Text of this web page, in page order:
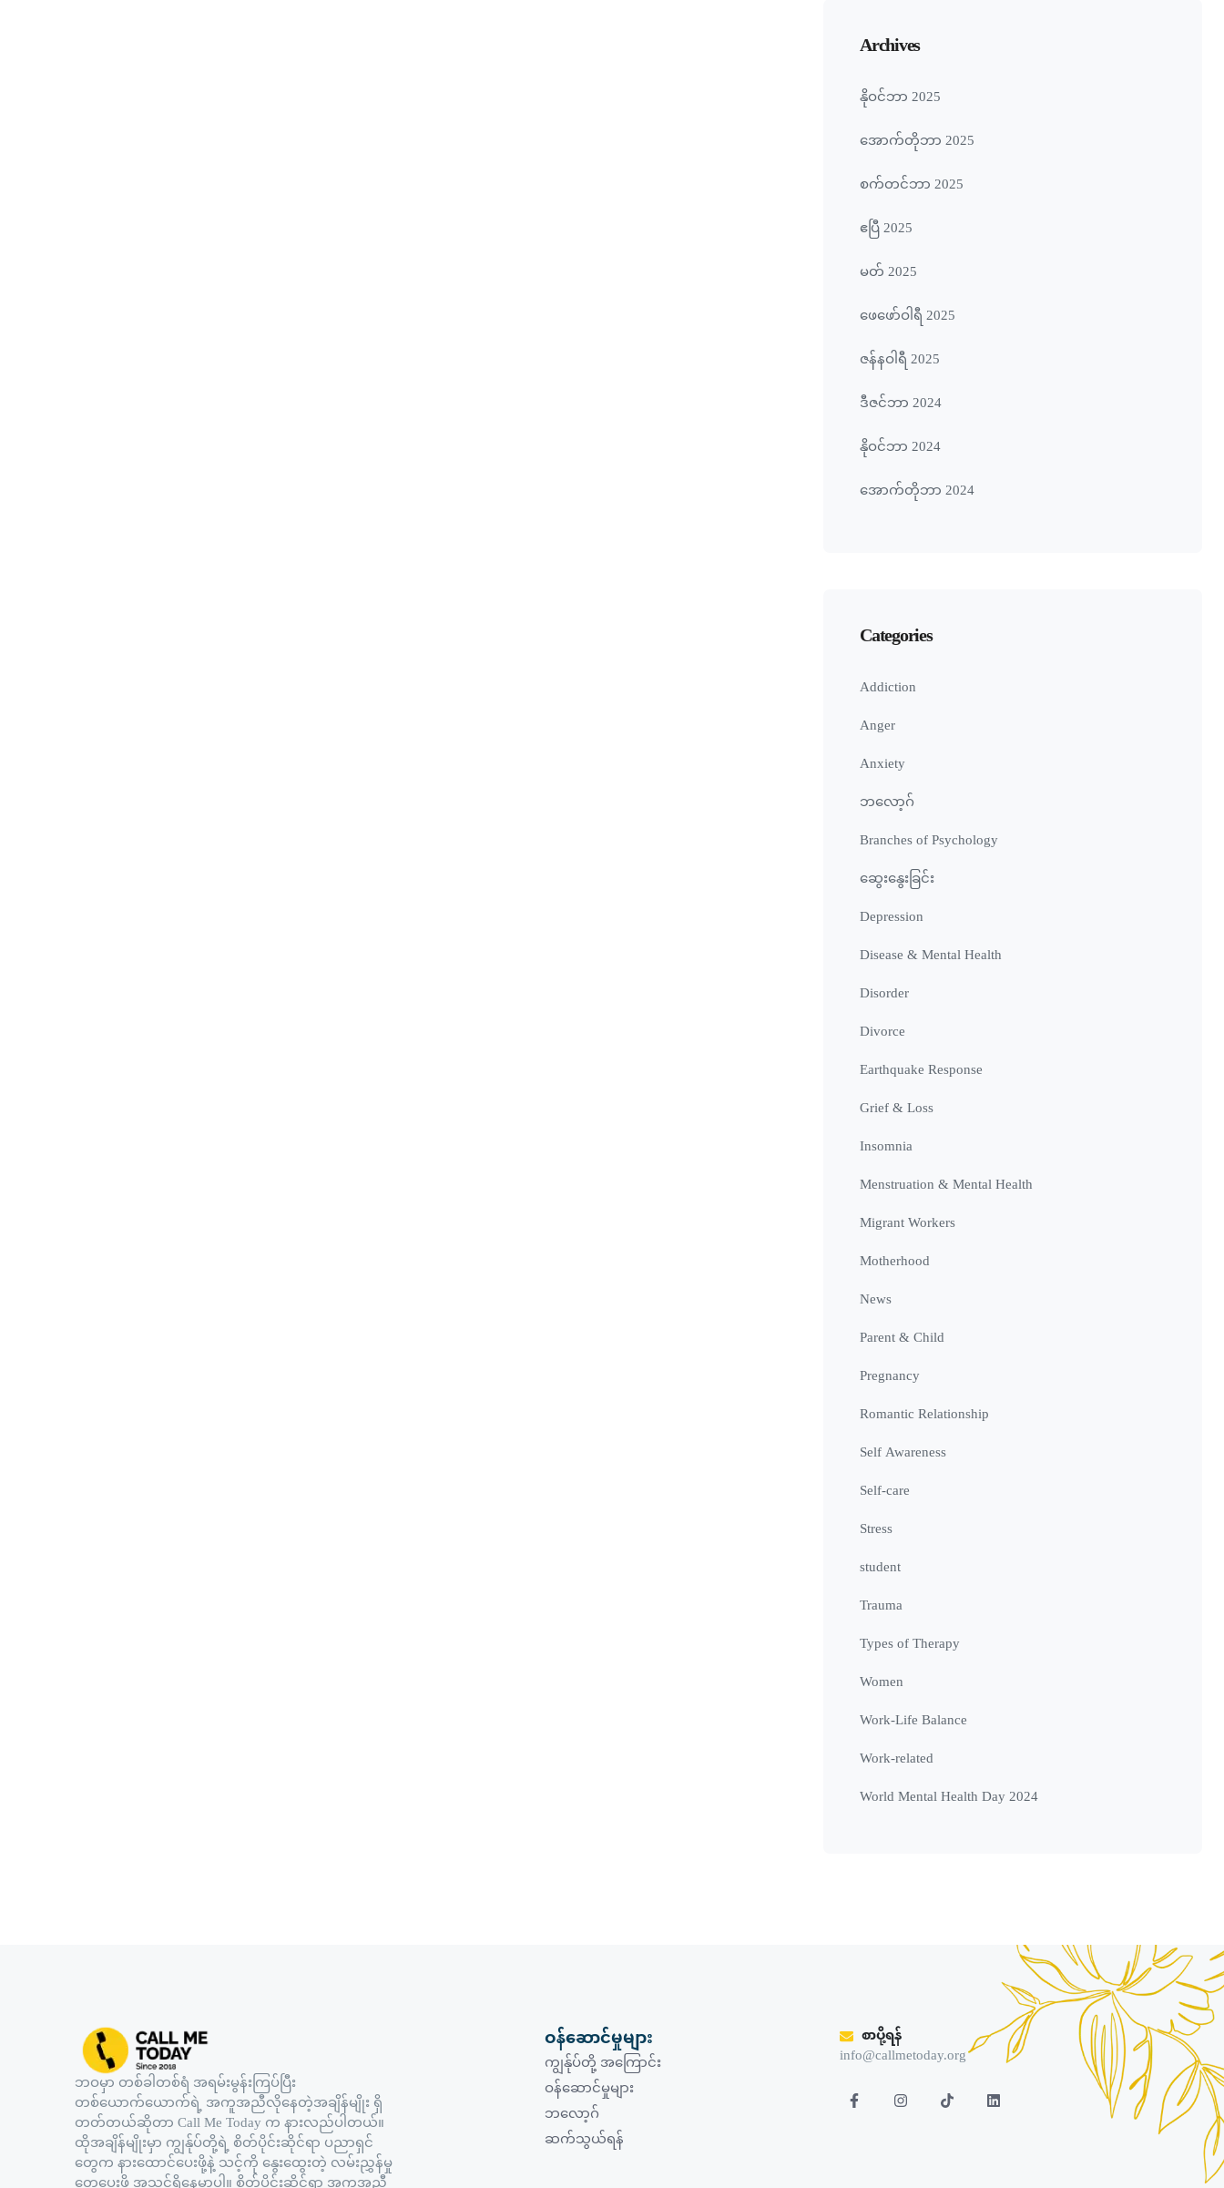
Archives
နိုဝင်ဘာ 2025
အောက်တိုဘာ 2025
စက်တင်ဘာ 2025
ဧပြီ 2025
မတ် 2025
ဖေ‌ဖော်ဝါရီ 2025
ဇန်နဝါရီ 2025
ဒီဇင်ဘာ 2024
နိုဝင်ဘာ 2024
အောက်တိုဘာ 2024
Categories
Addiction
Anger
Anxiety
ဘလော့ဂ်
Branches of Psychology
ဆွေးနွေးခြင်း
Depression
Disease & Mental Health
Disorder
Divorce
Earthquake Response
Grief & Loss
Insomnia
Menstruation & Mental Health
Migrant Workers
Motherhood
News
Parent & Child
Pregnancy
Romantic Relationship
Self Awareness
Self-care
Stress
student
Trauma
Types of Therapy
Women
Work-Life Balance
Work-related
World Mental Health Day 2024
ဘဝမှာ တစ်ခါတစ်ရံ အရမ်းမွန်းကြပ်ပြီး
တစ်ယောက်ယောက်ရဲ့ အကူအညီလိုနေတဲ့အချိန်မျိုး ရှိ
တတ်တယ်ဆိုတာ Call Me Today က နားလည်ပါတယ်။
ထိုအချိန်မျိုးမှာ ကျွန်ုပ်တို့ရဲ့ စိတ်ပိုင်းဆိုင်ရာ ပညာရှင်
တွေက နားထောင်ပေးဖို့နဲ့ သင့်ကို နွေးထွေးတဲ့ လမ်းညွှန်မှု
ဝန်ဆောင်မှုများ
ကျွန်ုပ်တို့ အကြောင်း
ဝန်ဆောင်မှုများ
ဘလော့ဂ်
ဆက်သွယ်ရန်
စာပို့ရန်
info@callmetoday.org